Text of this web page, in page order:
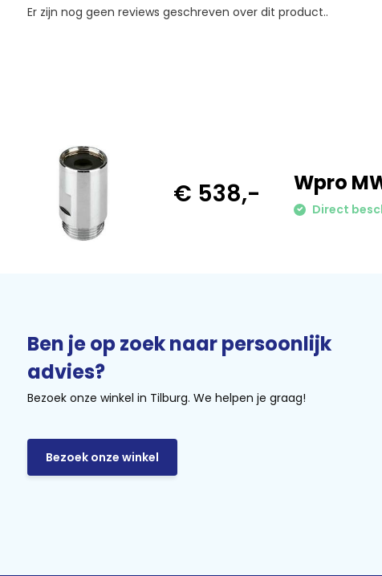
Er zijn nog geen reviews geschreven over dit product..
€ 538,- Wpro
Direct
Ben je op zoek naar persoonlijk
advies?
Bezoek onze winkel in Tilburg. We helpen je graag!
Bezoek onze winkel